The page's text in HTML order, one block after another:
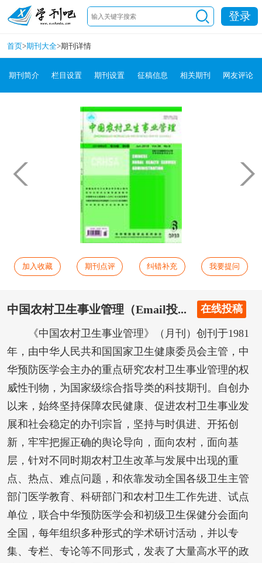
登录
首页>期刊大全>期刊详情
期刊简介 栏目设置 期刊设置 征稿信息 相关期刊 网友评论
加入收藏 期刊点评 纠错补充 我要提问
中国农村卫生事业管理（Email投... 在线投稿
《中国农村卫生事业管理》（月刊）创刊于1981
年，由中华人民共和国国家卫生健康委员会主管，中
华预防医学会主办的重点研究农村卫生事业管理的权
威性刊物，为国家级综合指导类的科技期刊。自创办
以来，始终坚持保障农民健康、促进农村卫生事业发
展和社会稳定的办刊宗旨，坚持与时俱进、开拓创
新，牢牢把握正确的舆论导向，面向农村，面向基
层，针对不同时期农村卫生改革与发展中出现的重
点、热点、难点问题，和依靠发动全国各级卫生主管
部门医学教育、科研部门和农村卫生工作先进、试点
单位，联合中华预防医学会和初级卫生保健分会面向
全国，每年组织多种形式的学术研讨活动，并以专
集、专栏、专论等不同形式，发表了大量高水平的政